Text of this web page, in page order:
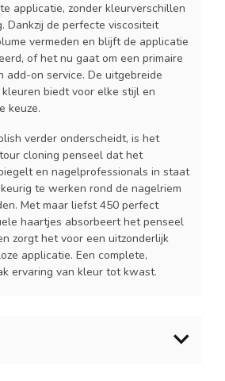
applicatie, zonder kleurverschillen
Dankzij de perfecte viscositeit
vermeden en blijft de applicatie
of het nu gaat om een primaire
add-on service. De uitgebreide
biedt voor elke stijl en
keuze.
verder onderscheidt, is het
cloning penseel dat het
en nagelprofessionals in staat
te werken rond de nagelriem
Met maar liefst 450 perfect
haartjes absorbeert het penseel
zorgt het voor een uitzonderlijk
applicatie. Een complete,
ervaring van kleur tot kwast.